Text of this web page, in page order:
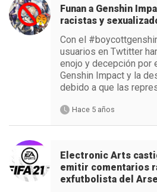
Funan a Genshin
racistas y
Con el
usuarios en Twtitter
enojo y decepción por
Genshin Impact y la
debido a que las
Hace 5 años
Electronic Arts
emitir comentarios
exfutbolista del